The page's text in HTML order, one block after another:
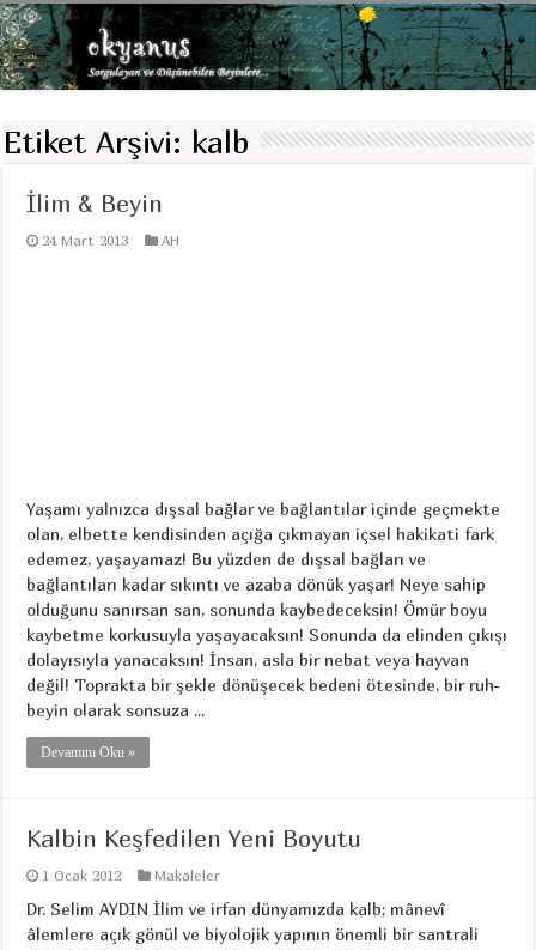
Etiket Arşivi: kalb
İlim & Beyin
24 Mart 2013 AH
Yaşamı yalnızca dışsal bağlar ve bağlantılar içinde geçmekte
olan, elbette kendisinden açığa çıkmayan içsel hakikati fark
edemez, yaşayamaz! Bu yüzden de dışsal bağları ve
bağlantıları kadar sıkıntı ve azaba dönük yaşar! Neye sahip
olduğunu sanırsan san, sonunda kaybedeceksin! Ömür boyu
kaybetme korkusuyla yaşayacaksın! Sonunda da elinden çıkışı
dolayısıyla yanacaksın! İnsan, asla bir nebat veya hayvan
değil! Toprakta bir şekle dönüşecek bedeni ötesinde, bir ruh-
beyin olarak sonsuza ...
Devamını Oku »
Kalbin Keşfedilen Yeni Boyutu
1 Ocak 2012 Makaleler
Dr. Selim AYDIN İlim ve irfan dünyamızda kalb; mânevî
âlemlere açık gönül ve biyolojik yapının önemli bir santrali